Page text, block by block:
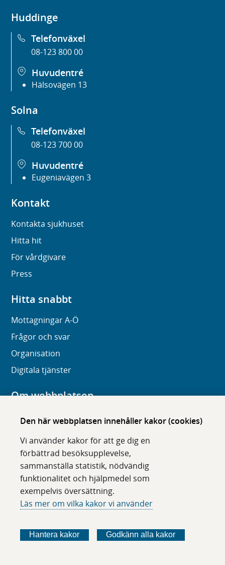
Den här webbplatsen innehåller kakor (cookies)
Vi använder kakor för att ge dig en
förbättrad besöksupplevelse,
sammanställa statistik, nödvändig
funktionalitet och hjälpmedel som
exempelvis översättning.
Läs mer om vilka kakor vi använder
Hantera kakor Godkänn alla kakor
Huddinge
Telefonväxel
08-123 800 00
Huvudentré
Hälsovägen 13
Solna
Telefonväxel
08-123 700 00
Huvudentré
Eugeniavägen 3
Kontakt
Kontakta sjukhuset
Hitta hit
För vårdgivare
Press
Hitta snabbt
Mottagningar A-Ö
Frågor och svar
Organisation
Digitala tjänster
Om webbplatsen
Om karolinska.se
Tillgänglighet
Om cookies
Följ oss i sociala medier
ö
l
ö
l
ö
l